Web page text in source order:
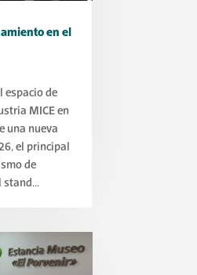
en el
espacio de
MICE en
una nueva
el principal
de
stand...